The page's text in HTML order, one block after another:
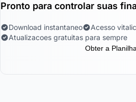
Pronto para controlar suas
Download instantaneo
Acesso
Atualizacoes gratuitas para sempre
Obter a Planilha